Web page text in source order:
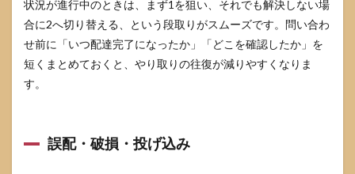
でき
る？
6.3
未着
る？
状況が進行中のときは、まず1を狙い、それでも解決しない場
合に2へ切り替える、という段取りがスムーズです。問い合わ
せ前に「いつ配達完了になったか」「どこを確認したか」を
短くまとめておくと、やり取りの往復が減りやすくなりま
す。
誤配・破損・投げ込み